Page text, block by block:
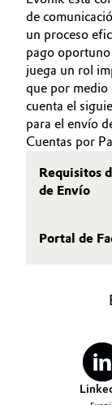
Animal
Automotive
Battery
Building,
Catalysts
Coatings,
Composites
Consumer
Innovation
Aerospace
Circularity
BVB
Structure &
ABOUT US
INVESTORS
CAREERS
MEDIA
DOCUMENTS
de
un proceso
pago
juega un rol
que por medio
cuenta el
para el envío
Cuentas por
Requisitos
de Envío
Portal de